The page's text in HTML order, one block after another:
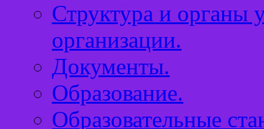
Структура и органы
организации.
Документы.
Образование.
Образовательные